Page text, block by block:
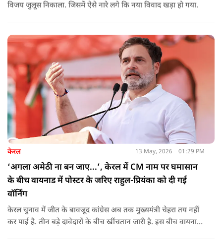
विजय जुलूस निकाला. जिसमें ऐसे नारे लगे कि नया विवाद खड़ा हो गया.
केरल 13 May, 2026 01:29 PM
‘अगला अमेठी ना बन जाए...’, केरल में CM नाम पर घमासान
के बीच वायनाड में पोस्टर के जरिए राहुल-प्रियंका को दी गई
वॉर्निंग
केरल चुनाव में जीत के बावजूद कांग्रेस अब तक मुख्यमंत्री चेहरा तय नहीं
कर पाई है. तीन बड़े दावेदारों के बीच खींचतान जारी है. इस बीच वायनाड